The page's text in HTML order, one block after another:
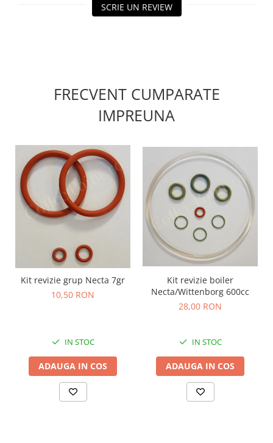
SCRIE UN REVIEW
FRECVENT CUMPARATE
IMPREUNA
Kit revizie grup Necta 7gr
10,50 RON
IN STOC
ADAUGA IN COS
Kit revizie boiler
Necta/Wittenborg 600cc
28,00 RON
IN STOC
ADAUGA IN COS